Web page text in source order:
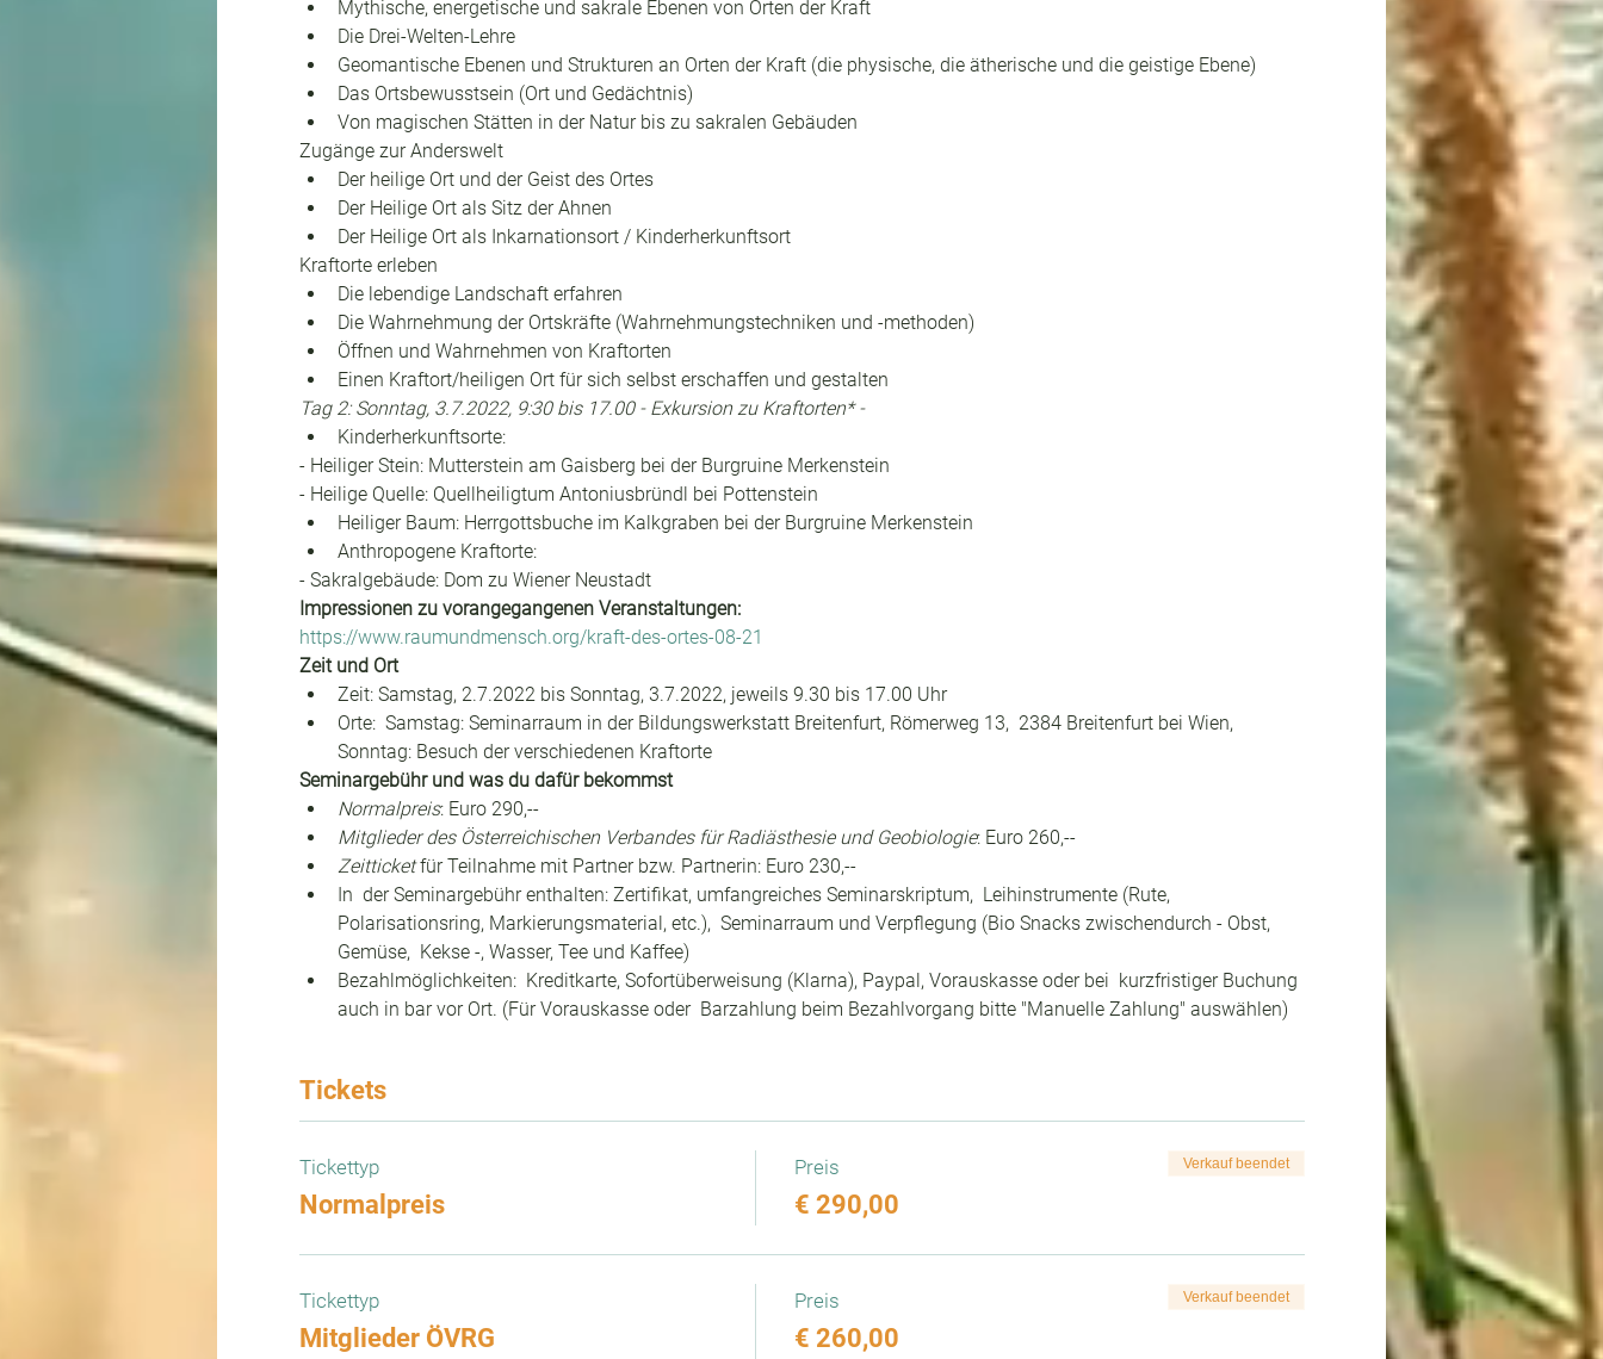
Mythische, energetische und sakrale Ebenen von Orten der Kraft
Die Drei-Welten-Lehre
Geomantische Ebenen und Strukturen an Orten der Kraft (die physische, die ätherische und die geistige Ebene)
Das Ortsbewusstsein (Ort und Gedächtnis)
Von magischen Stätten in der Natur bis zu sakralen Gebäuden
Zugänge zur Anderswelt
Der heilige Ort und der Geist des Ortes
Der Heilige Ort als Sitz der Ahnen
Der Heilige Ort als Inkarnationsort / Kinderherkunftsort
Kraftorte erleben
Die lebendige Landschaft erfahren
Die Wahrnehmung der Ortskräfte (Wahrnehmungstechniken und -methoden)
Öffnen und Wahrnehmen von Kraftorten
Einen Kraftort/heiligen Ort für sich selbst erschaffen und gestalten
Tag 2: Sonntag, 3.7.2022, 9:30 bis 17.00 - Exkursion zu Kraftorten* -
Kinderherkunftsorte:
- Heiliger Stein: Mutterstein am Gaisberg bei der Burgruine Merkenstein
- Heilige Quelle: Quellheiligtum Antoniusbründl bei Pottenstein
Heiliger Baum: Herrgottsbuche im Kalkgraben bei der Burgruine Merkenstein
Anthropogene Kraftorte:
- Sakralgebäude: Dom zu Wiener Neustadt
Impressionen zu vorangegangenen Veranstaltungen:
https://www.raumundmensch.org/kraft-des-ortes-08-21
Zeit und Ort
Zeit: Samstag, 2.7.2022 bis Sonntag, 3.7.2022, jeweils 9.30 bis 17.00 Uhr
Orte:  Samstag: Seminarraum in der Bildungswerkstatt Breitenfurt, Römerweg 13,  2384 Breitenfurt bei Wien,
Sonntag: Besuch der verschiedenen Kraftorte
Seminargebühr und was du dafür bekommst
Normalpreis: Euro 290,--
Mitglieder des Österreichischen Verbandes für Radiästhesie und Geobiologie: Euro 260,--
Zeitticket für Teilnahme mit Partner bzw. Partnerin: Euro 230,--
In  der Seminargebühr enthalten: Zertifikat, umfangreiches Seminarskriptum,  Leihinstrumente (Rute,
Polarisationsring, Markierungsmaterial, etc.),  Seminarraum und Verpflegung (Bio Snacks zwischendurch - Obst,
Gemüse,  Kekse -, Wasser, Tee und Kaffee)
Bezahlmöglichkeiten:  Kreditkarte, Sofortüberweisung (Klarna), Paypal, Vorauskasse oder bei  kurzfristiger Buchung
auch in bar vor Ort. (Für Vorauskasse oder  Barzahlung beim Bezahlvorgang bitte "Manuelle Zahlung" auswählen)
Tickets
Tickettyp
Normalpreis
Preis
€ 290,00
Verkauf beendet
Tickettyp
Mitglieder ÖVRG
Preis
€ 260,00
Verkauf beendet